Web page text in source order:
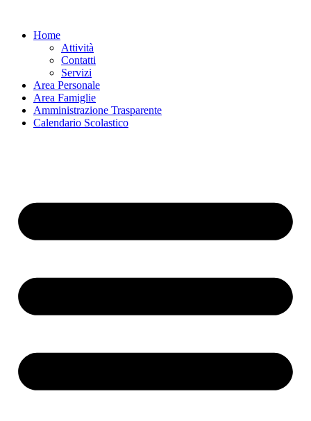
contenutoHome
Attività
Contatti
Servizi
Area Personale
Area Famiglie
Amministrazione Trasparente
Calendario Scolastico